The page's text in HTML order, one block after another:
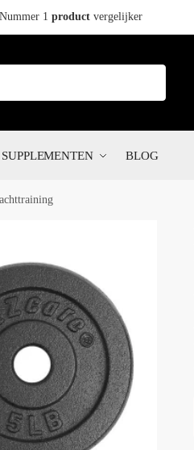
Nummer 1 productvergelijker
SUPPLEMENTEN BLOG